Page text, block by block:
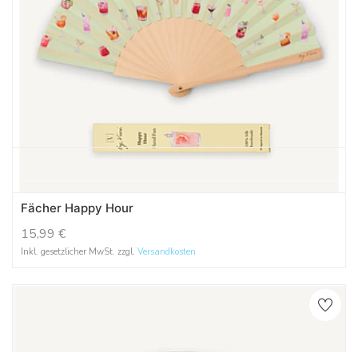
Fächer Happy Hour
15,99 €
Inkl. gesetzlicher MwSt. zzgl. Versandkosten